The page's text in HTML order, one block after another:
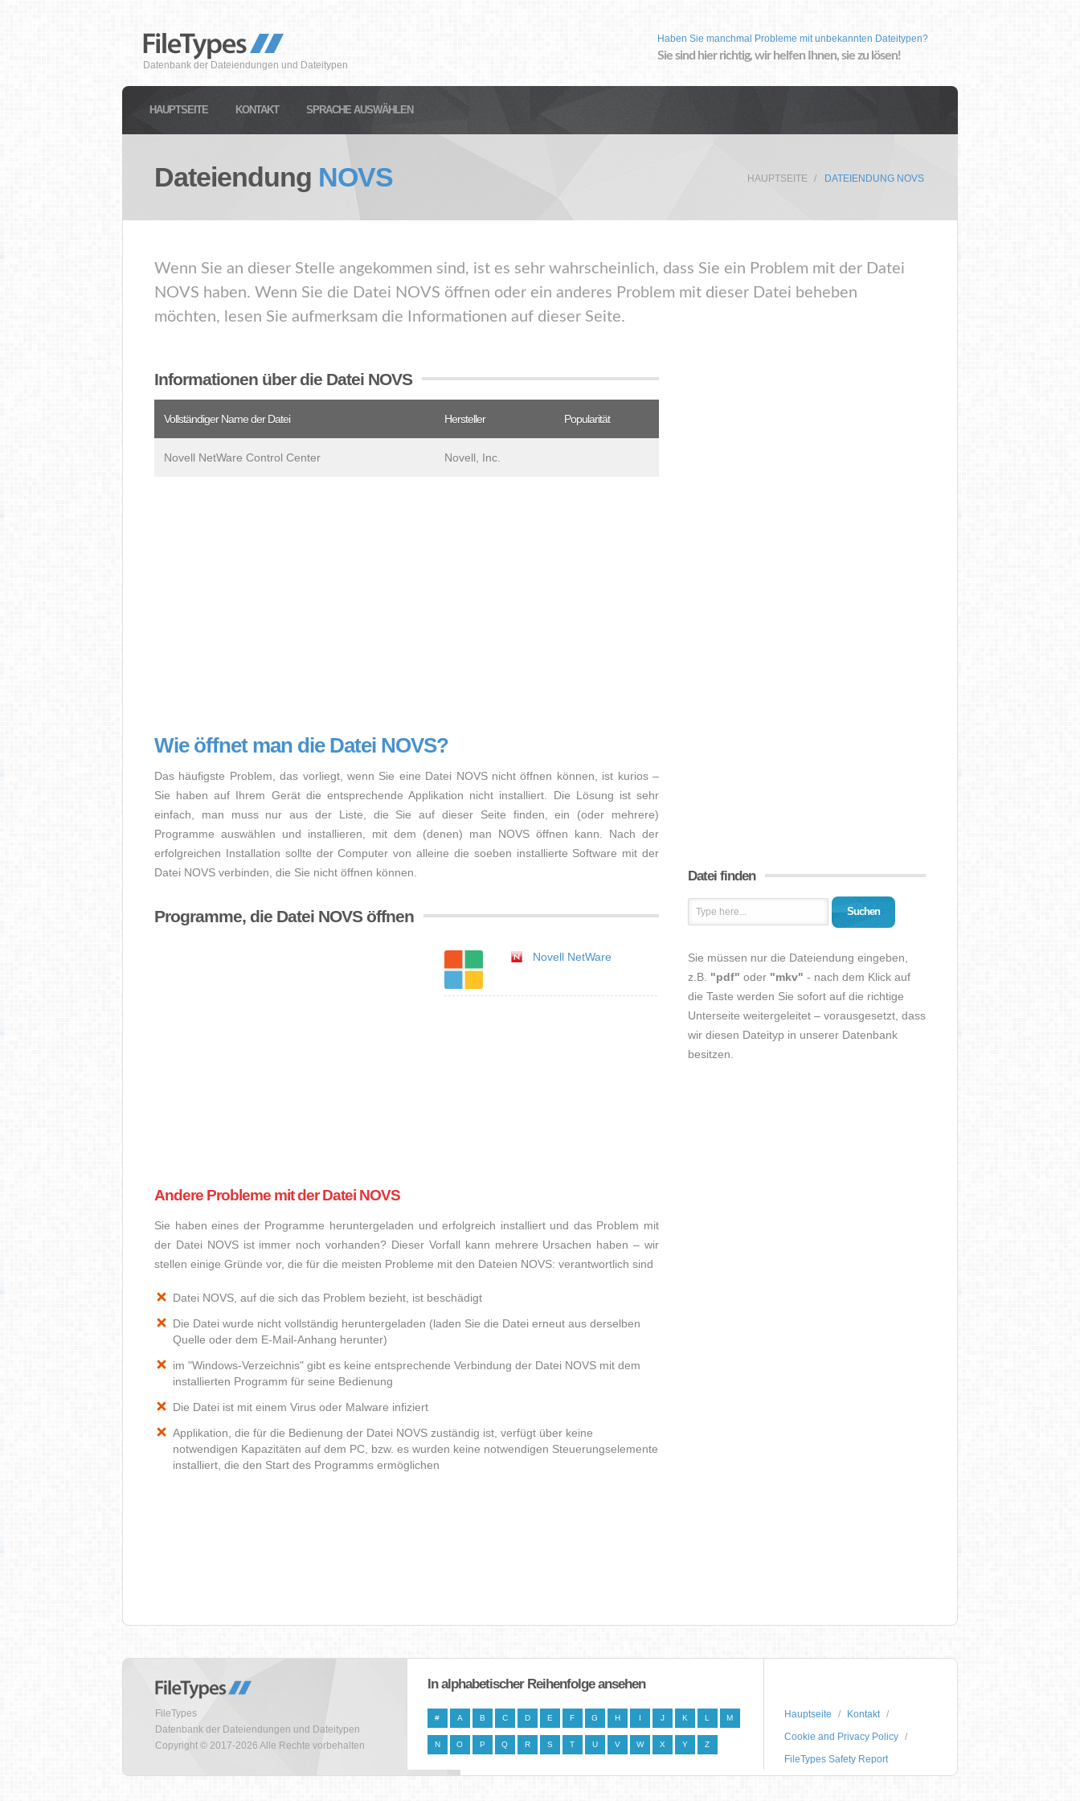
Datenbank der Dateiendungen und Dateitypen
Haben Sie manchmal Probleme mit unbekannten Dateitypen?
Sie sind hier richtig, wir helfen Ihnen, sie zu lösen!
HAUPTSEITE KONTAKT SPRACHE AUSWÄHLEN
Dateiendung NOVS HAUPTSEITE DATEIENDUNG NOVS
Wenn Sie an dieser Stelle angekommen sind, ist es sehr wahrscheinlich, dass Sie ein Problem mit der Datei
NOVS haben. Wenn Sie die Datei NOVS öffnen oder ein anderes Problem mit dieser Datei beheben
möchten, lesen Sie aufmerksam die Informationen auf dieser Seite.
Informationen über die Datei NOVS
Vollständiger Name der Datei Hersteller Popularität
Novell NetWare Control Center Novell, Inc.
Wie öffnet man die Datei NOVS?
Das häufigste Problem, das vorliegt, wenn Sie eine Datei NOVS nicht öffnen können, ist kurios –
Sie haben auf Ihrem Gerät die entsprechende Applikation nicht installiert. Die Lösung ist sehr
einfach, man muss nur aus der Liste, die Sie auf dieser Seite finden, ein (oder mehrere)
Programme auswählen und installieren, mit dem (denen) man NOVS öffnen kann. Nach der
erfolgreichen Installation sollte der Computer von alleine die soeben installierte Software mit der
Datei NOVS verbinden, die Sie nicht öffnen können.
Programme, die Datei NOVS öffnen
Novell NetWare
Andere Probleme mit der Datei NOVS
Sie haben eines der Programme heruntergeladen und erfolgreich installiert und das Problem mit
der Datei NOVS ist immer noch vorhanden? Dieser Vorfall kann mehrere Ursachen haben – wir
stellen einige Gründe vor, die für die meisten Probleme mit den Dateien NOVS: verantwortlich sind
Datei NOVS, auf die sich das Problem bezieht, ist beschädigt
Die Datei wurde nicht vollständig heruntergeladen (laden Sie die Datei erneut aus derselben
Quelle oder dem E-Mail-Anhang herunter)
im "Windows-Verzeichnis" gibt es keine entsprechende Verbindung der Datei NOVS mit dem
installierten Programm für seine Bedienung
Die Datei ist mit einem Virus oder Malware infiziert
Applikation, die für die Bedienung der Datei NOVS zuständig ist, verfügt über keine
notwendigen Kapazitäten auf dem PC, bzw. es wurden keine notwendigen Steuerungselemente
installiert, die den Start des Programms ermöglichen
Datei finden
Suchen
Sie müssen nur die Dateiendung eingeben,
z.B. "pdf" oder "mkv" - nach dem Klick auf
die Taste werden Sie sofort auf die richtige
Unterseite weitergeleitet – vorausgesetzt, dass
wir diesen Dateityp in unserer Datenbank
besitzen.
FileTypes
Datenbank der Dateiendungen und Dateitypen
Copyright © 2017-2026 Alle Rechte vorbehalten
In alphabetischer Reihenfolge ansehen
# A B C D E F G H I J K L M
N O P Q R S T U V W X Y Z
Hauptseite
Kontakt
Cookie and Privacy Policy
FileTypes Safety Report